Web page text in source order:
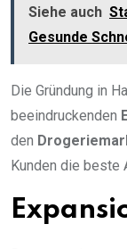
Siehe auch
Gesunde
Die Gründung in
beeindruckenden
den
Kunden die beste